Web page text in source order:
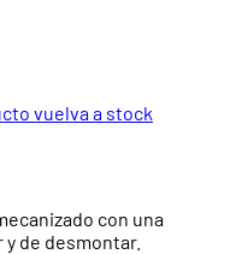
vuelva a stock
con una
de desmontar.